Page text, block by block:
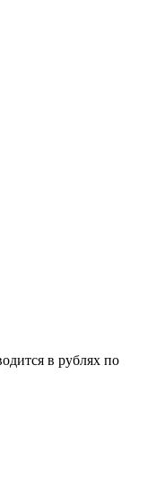
в рублях по